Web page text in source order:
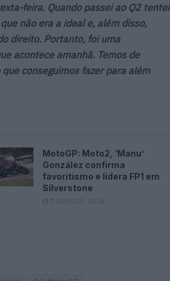
feira. Quando passei ao Q2 tentei
não era a ideal e, além disso,
direito. Portanto, foi uma
acontece amanhã. Temos de
conseguimos fazer para além
MotoGP: Moto2, ‘Manu’
González confirma
favoritismo e lidera FP1 em
Silverstone
7 AGOSTO, 2026